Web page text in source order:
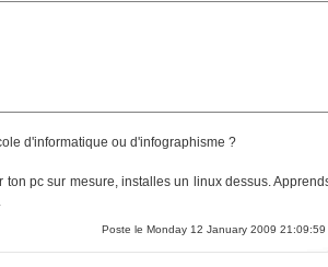
d'informatique ou d'infographisme ?
pc sur mesure, installes un linux dessus.
Poste le Monday 12 January 2009 21:09:59